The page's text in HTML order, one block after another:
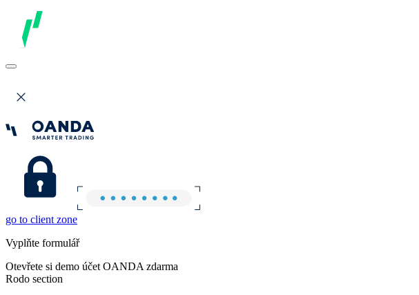
go to client zone
Vyplňte formulář
Otevřete si demo účet OANDA zdarma
Rodo section